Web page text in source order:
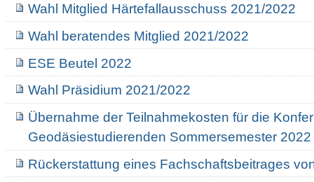
Wahl Mitglied Härtefallausschuss 2021/2022
Wahl beratendes Mitglied 2021/2022
ESE Beutel 2022
Wahl Präsidium 2021/2022
Übernahme der Teilnahmekosten für die
Geodäsiestudierenden Sommersemester 2022
Rückerstattung eines Fachschaftsbeitrages